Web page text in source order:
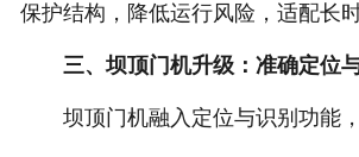
保护结构，降低运行风险，适配长
三、坝顶门机升级：准确定位
坝顶门机融入定位与识别功能，